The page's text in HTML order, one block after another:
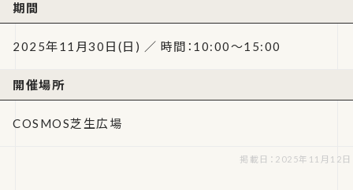
期間
2025年11月30日(日) ／ 時間：10:00～15:00
開催場所
COSMOS芝生広場
掲載日：2025年11月12日